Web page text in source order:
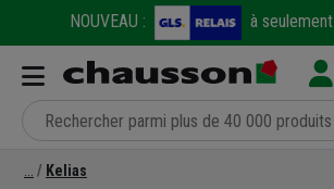
NOUVEAU : à seulement
Kelias